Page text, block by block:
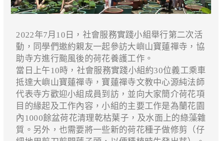
2022年7月10日，社會服務實踐小組舉行第二次活
動，同學們邀約親友一起參訪大嶼山寶蓮禪寺，協
助寺方進行颱風後的荷花養護工作。
當日上午10時，社會服務實踐小組約30位義工乘車
抵達大嶼山寶蓮禪寺，寶蓮禪寺文教中心源純法師
代表寺方歡迎小組成員到訪，並向大家簡介荷花項
目的緣起及工作內容，小組的主要工作是為蘭花園
內1000餘盆荷花清理乾枯葉子，及水面上的綠藻雜
質。另外，也需要將一些新的荷花種子做修剪（仔